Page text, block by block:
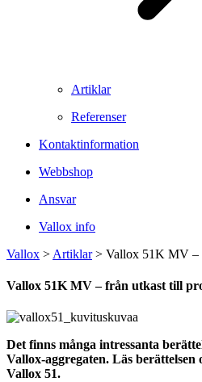
Artiklar
Referenser
Kontaktinformation
Webbshop
Ansvar
Vallox info
Vallox > Artiklar> Vallox 51K MV –
Vallox 51K MV – från utkast till
Det finns många intressanta
Vallox-aggregaten. Läs berättelsen
Vallox 51.